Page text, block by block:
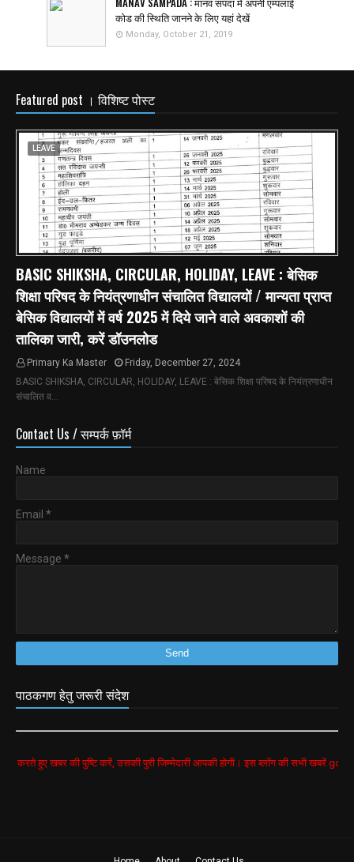
कोड की स्थिति जानने के लिए यहां देखें
Monday, October 21, 2019
Featured post । विशिष्ट पोस्ट
LEAVE
BASIC SHIKSHA, CIRCULAR, HOLIDAY, LEAVE : बेसिक
शिक्षा परिषद के नियंत्रणाधीन संचालित विद्यालयों / मान्यता प्राप्त
बेसिक विद्यालयों में वर्ष 2025 में दिये जाने वाले अवकाशों की
तालिका जारी, करें डॉउनलोड
Primary Ka Master
Friday, December 27, 2024
BASIC SHIKSHA, CIRCULAR, HOLIDAY, LEAVE : बेसिक शिक्षा परिषद के नियंत्रणाधीन
संचालित व…
Contact Us / सम्पर्क फ़ॉर्म
Name
Email *
Message *
पाठकगण हेतु जरूरी संदेश
पुष्टि करें, उसकी पुरी जिम्मेदारी आपकी होगी। इस ब्लॉग की सभी खबरें google